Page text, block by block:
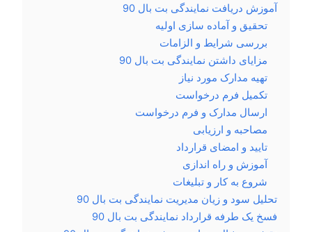
آموزش دریافت نمایندگی بت بال 90
تحقیق و آماده سازی اولیه
بررسی شرایط و الزامات
مزایای داشتن نمایندگی بت بال 90
تهیه مدارک مورد نیاز
تکمیل فرم درخواست
ارسال مدارک و فرم درخواست
مصاحبه و ارزیابی
تایید و امضای قرارداد
آموزش و راه اندازی
شروع به کار و تبلیغات
تحلیل سود و زیان مدیریت نمایندگی بت بال 90
فسخ یک طرفه قرارداد نمایندگی بت بال 90